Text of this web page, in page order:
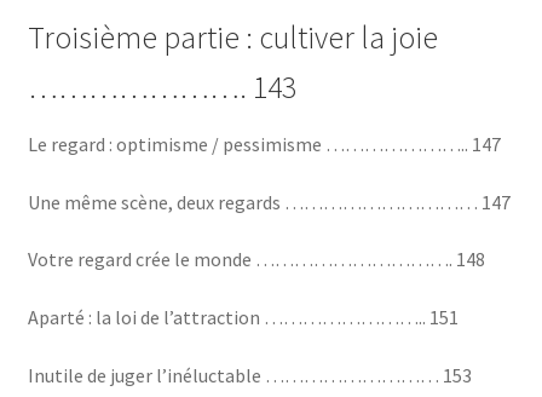
Troisième partie : cultiver la joie
…………………. 143
Le regard : optimisme / pessimisme ………………….. 147
Une même scène, deux regards ………………………… 147
Votre regard crée le monde …………………………. 148
Aparté : la loi de l’attraction …………………….. 151
Inutile de juger l’inéluctable ……………………… 153